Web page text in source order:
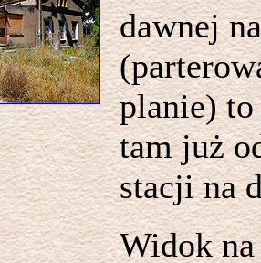
dawnej
planie) to
tam już
stacji na
Widok